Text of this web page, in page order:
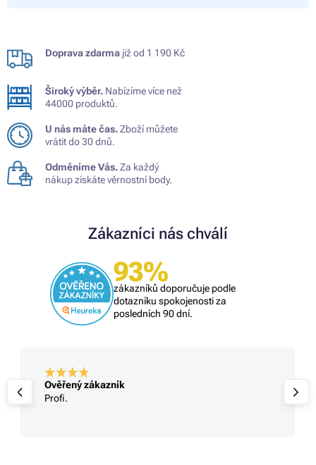
Doprava zdarma již od 1 190 Kč
Široký výběr. Nabízíme více než
44000 produktů.
U nás máte čas.Zboží můžete
vrátit do 30 dnů.
Odměníme Vás.Za každý
nákup získáte věrnostní body.
Zákazníci nás chválí
93%
zákazníků doporučuje podle
dotazníku spokojenosti za
posledních 90 dní.
Ověřený zákazník
Profi.